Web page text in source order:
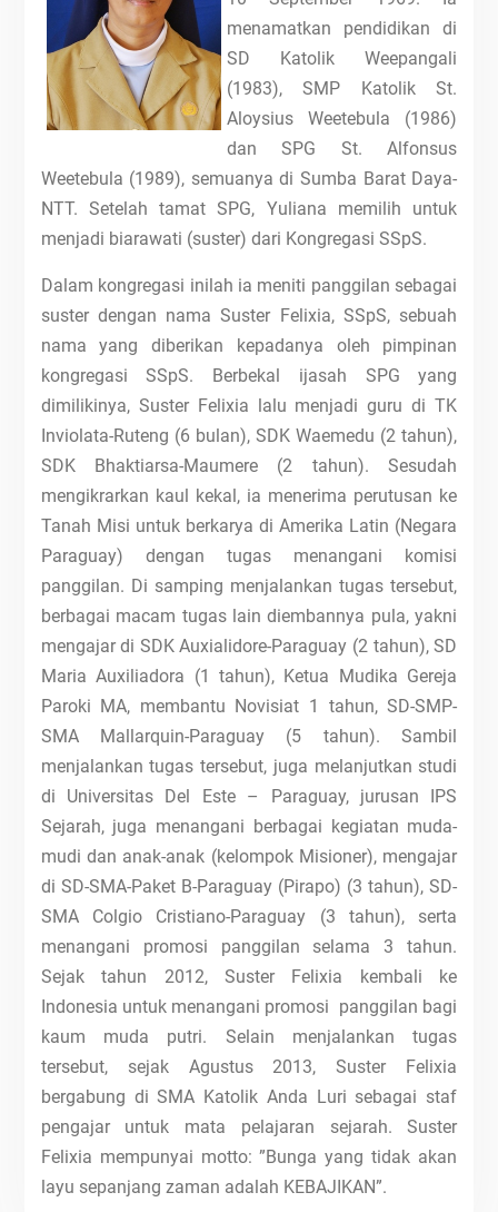
menamatkan pendidikan di
SD Katolik Weepangali
(1983), SMP Katolik St.
Aloysius Weetebula (1986)
dan SPG St. Alfonsus
Weetebula (1989), semuanya di Sumba Barat Daya-
NTT. Setelah tamat SPG, Yuliana memilih untuk
menjadi biarawati (suster) dari Kongregasi SSpS.
Dalam kongregasi inilah ia meniti panggilan sebagai
suster dengan nama Suster Felixia, SSpS, sebuah
nama yang diberikan kepadanya oleh pimpinan
kongregasi SSpS. Berbekal ijasah SPG yang
dimilikinya, Suster Felixia lalu menjadi guru di TK
Inviolata-Ruteng (6 bulan), SDK Waemedu (2 tahun),
SDK Bhaktiarsa-Maumere (2 tahun). Sesudah
mengikrarkan kaul kekal, ia menerima perutusan ke
Tanah Misi untuk berkarya di Amerika Latin (Negara
Paraguay) dengan tugas menangani komisi
panggilan. Di samping menjalankan tugas tersebut,
berbagai macam tugas lain diembannya pula, yakni
mengajar di SDK Auxialidore-Paraguay (2 tahun), SD
Maria Auxiliadora (1 tahun), Ketua Mudika Gereja
Paroki MA, membantu Novisiat 1 tahun, SD-SMP-
SMA Mallarquin-Paraguay (5 tahun). Sambil
menjalankan tugas tersebut, juga melanjutkan studi
di Universitas Del Este – Paraguay, jurusan IPS
Sejarah, juga menangani berbagai kegiatan muda-
mudi dan anak-anak (kelompok Misioner), mengajar
di SD-SMA-Paket B-Paraguay (Pirapo) (3 tahun), SD-
SMA Colgio Cristiano-Paraguay (3 tahun), serta
menangani promosi panggilan selama 3 tahun.
Sejak tahun 2012, Suster Felixia kembali ke
Indonesia untuk menangani promosi panggilan bagi
kaum muda putri. Selain menjalankan tugas
tersebut, sejak Agustus 2013, Suster Felixia
bergabung di SMA Katolik Anda Luri sebagai staf
pengajar untuk mata pelajaran sejarah. Suster
Felixia mempunyai motto: ”Bunga yang tidak akan
layu sepanjang zaman adalah KEBAJIKAN”.